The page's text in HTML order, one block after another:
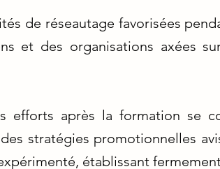
de réseautage favorisées
et des organisations axées
efforts après la formation se
stratégies promotionnelles
établissant